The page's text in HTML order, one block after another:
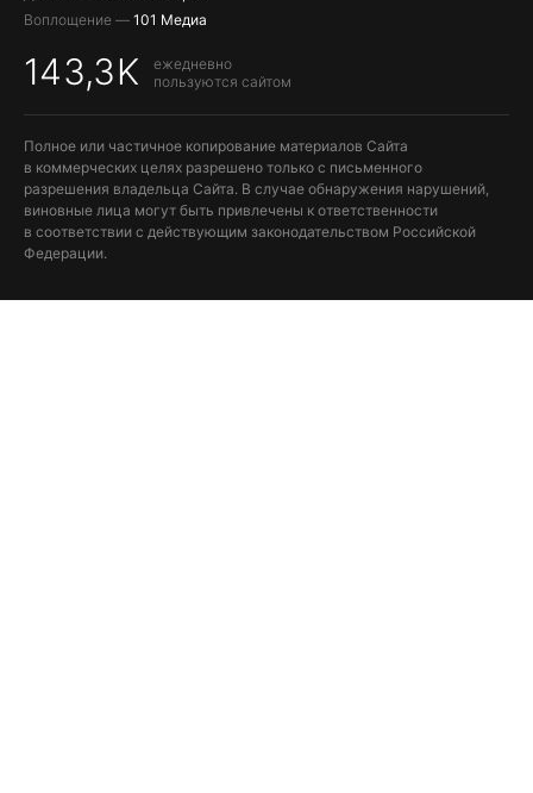
Воплощение — 101 Медиа
143,3K
ежедневно
пользуются сайтом
Полное или частичное копирование материалов Сайта
в коммерческих целях разрешено только с письменного
разрешения владельца Сайта. В случае обнаружения нарушений,
виновные лица могут быть привлечены к ответственности
в соответствии с действующим законодательством Российской
Федерации.